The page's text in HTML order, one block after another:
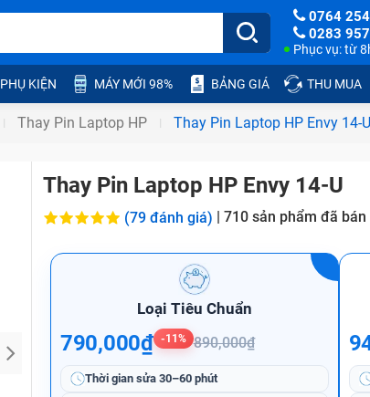
0764
0283
Phục vụ: từ
PHỤ KIỆN MÁY MỚI 98% BẢNG GIÁ THU MUA
Thay Pin Laptop HP Thay Pin Laptop HP Envy 14-U
Thay Pin Laptop HP Envy 14-U
(79 đánh giá) | 710 sản phẩm đã bán
Loại Tiêu Chuẩn
790,000₫ -11% 890,000₫
Thời gian sửa 30–60 phút